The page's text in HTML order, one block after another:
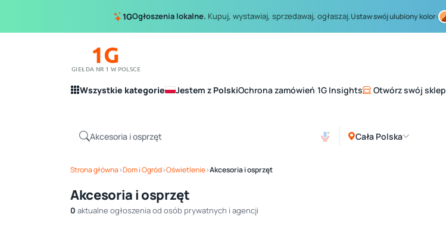
1GOgłoszenia lokalne. Kupuj, wystawiaj, sprzedawaj, ogłaszaj.Ustaw swój ulubiony kolor:
1G
GIEŁDA NR 1 W POLSCE
Wszystkie kategorie Jestem z PolskiOchrona zamówień 1G Insights Otwórz swój sklep
Cała Polska
Strona główna›Dom i Ogród›Oświetlenie›Akcesoria i osprzęt
Akcesoria i osprzęt
0 aktualne ogłoszenia od osób prywatnych i agencji